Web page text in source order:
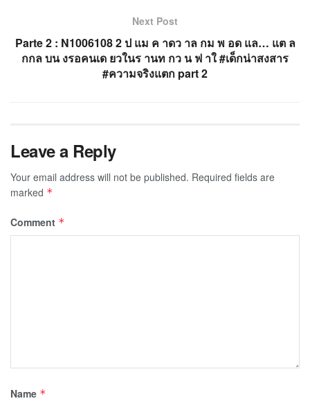
Next Post
Parte 2 : N1006108 2 ป แม ค าดว าล กม พ อด แล… แต ล
กกล บน งรอคนเด ยวในร านท กว น ฟ าใ #เด็กน่าสงสาร
#ความจริงแตก part 2
Leave a Reply
Your email address will not be published. Required fields are
marked *
Comment *
Name *